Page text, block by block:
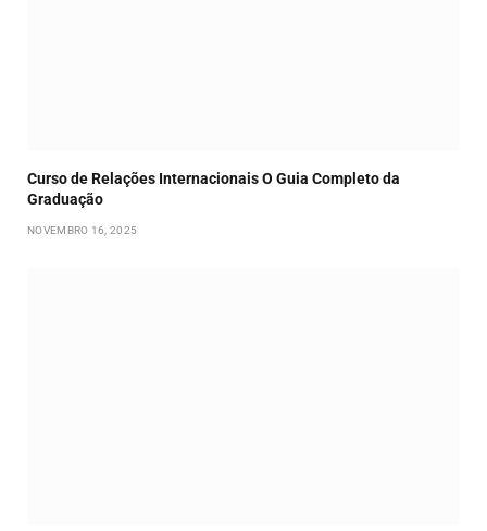
Curso de Relações Internacionais O Guia Completo da
Graduação
NOVEMBRO 16, 2025